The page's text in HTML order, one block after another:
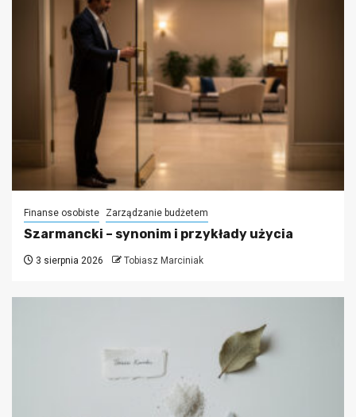
Finanse osobiste Zarządzanie budżetem
Szarmancki – synonim i przykłady użycia
3 sierpnia 2026 Tobiasz Marciniak